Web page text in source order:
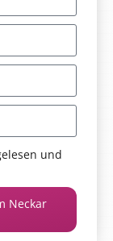
und
Neckar